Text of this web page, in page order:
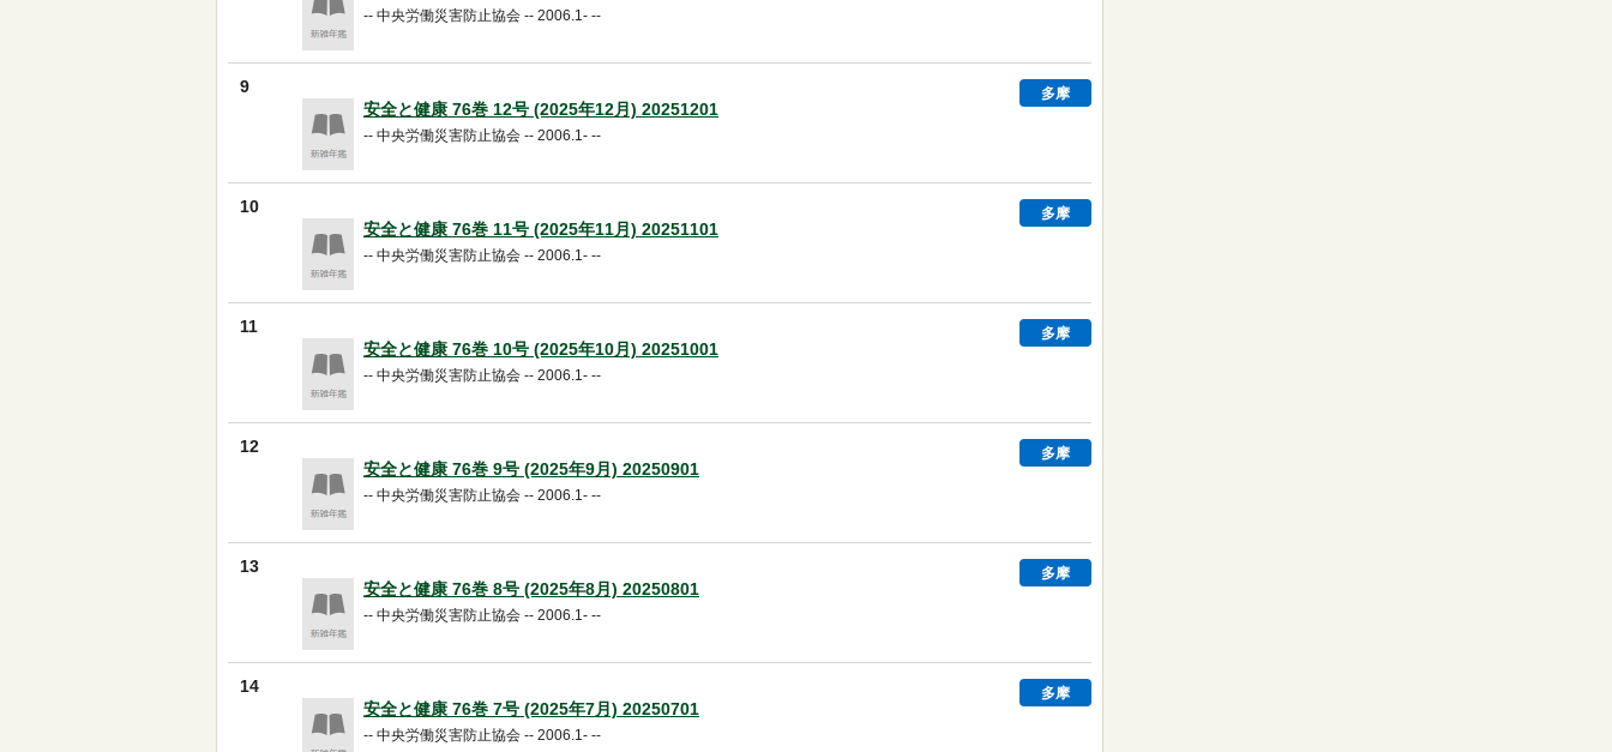
-- 中央労働災害防止協会 -- 2006.1- --
9
安全と健康 76巻 12号 (2025年12月) 20251201
-- 中央労働災害防止協会 -- 2006.1- --
多摩
10
安全と健康 76巻 11号 (2025年11月) 20251101
-- 中央労働災害防止協会 -- 2006.1- --
多摩
11
安全と健康 76巻 10号 (2025年10月) 20251001
-- 中央労働災害防止協会 -- 2006.1- --
多摩
12
安全と健康 76巻 9号 (2025年9月) 20250901
-- 中央労働災害防止協会 -- 2006.1- --
多摩
13
安全と健康 76巻 8号 (2025年8月) 20250801
-- 中央労働災害防止協会 -- 2006.1- --
多摩
14
安全と健康 76巻 7号 (2025年7月) 20250701
-- 中央労働災害防止協会 -- 2006.1- --
多摩